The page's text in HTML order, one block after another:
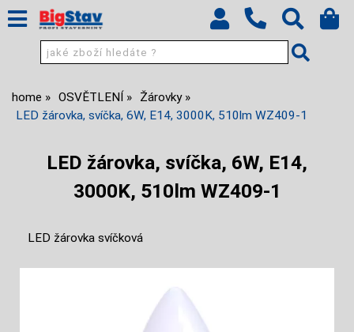
home OSVĚTLENÍ
Žárovky
LED žárovka, svíčka, 6W, E14, 3000K, 510lm WZ409-1
LED žárovka, svíčka, 6W, E14,
3000K, 510lm WZ409-1
LED žárovka svíčková